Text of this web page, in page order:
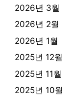
2026년 3월
2026년 2월
2026년 1월
2025년 12월
2025년 11월
2025년 10월